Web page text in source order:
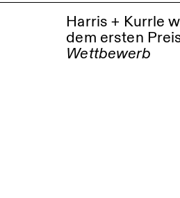
Harris + Kurrle
dem ersten
Wettbewerb